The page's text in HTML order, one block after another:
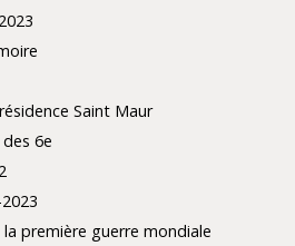
Saint Maur
6e
première guerre mondiale